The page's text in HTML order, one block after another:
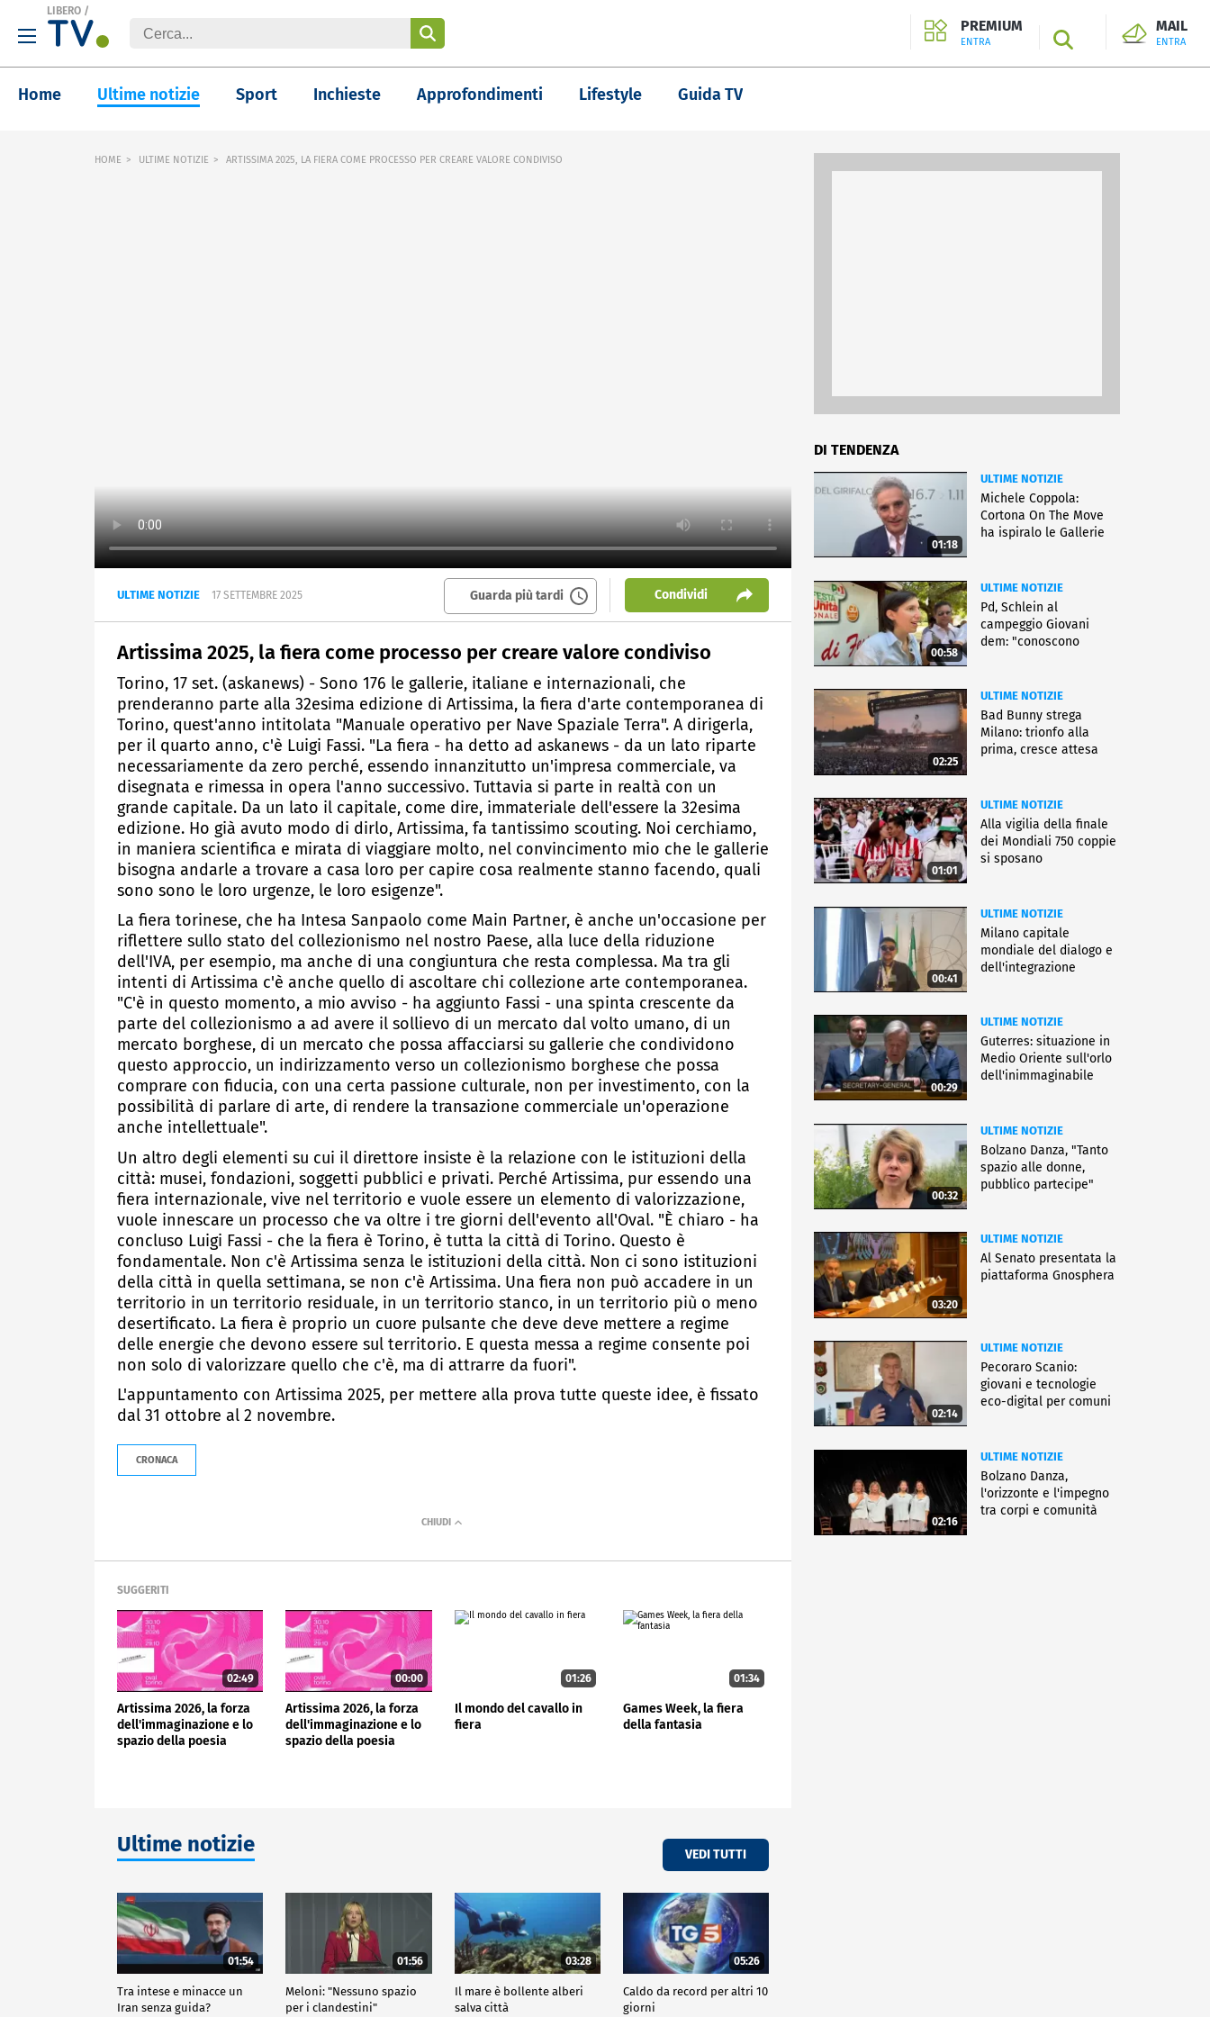
LIBERO /
PREMIUM
ENTRA SEARCH
MAIL
ENTRA
Home Ultime notizie Sport Inchieste Approfondimenti Lifestyle Guida TV
HOME ULTIME NOTIZIE ARTISSIMA 2025, LA FIERA COME PROCESSO PER CREARE VALORE CONDIVISO
ULTIME NOTIZIE 17 SETTEMBRE 2025 Guarda più tardi Condividi
Artissima 2025, la fiera come processo per creare valore condiviso
Torino, 17 set. (askanews) - Sono 176 le gallerie, italiane e internazionali, che
prenderanno parte alla 32esima edizione di Artissima, la fiera d'arte contemporanea di
Torino, quest'anno intitolata "Manuale operativo per Nave Spaziale Terra". A dirigerla,
per il quarto anno, c'è Luigi Fassi. "La fiera - ha detto ad askanews - da un lato riparte
necessariamente da zero perché, essendo innanzitutto un'impresa commerciale, va
disegnata e rimessa in opera l'anno successivo. Tuttavia si parte in realtà con un
grande capitale. Da un lato il capitale, come dire, immateriale dell'essere la 32esima
edizione. Ho già avuto modo di dirlo, Artissima, fa tantissimo scouting. Noi cerchiamo,
in maniera scientifica e mirata di viaggiare molto, nel convincimento mio che le gallerie
bisogna andarle a trovare a casa loro per capire cosa realmente stanno facendo, quali
sono sono le loro urgenze, le loro esigenze".
La fiera torinese, che ha Intesa Sanpaolo come Main Partner, è anche un'occasione per
riflettere sullo stato del collezionismo nel nostro Paese, alla luce della riduzione
dell'IVA, per esempio, ma anche di una congiuntura che resta complessa. Ma tra gli
intenti di Artissima c'è anche quello di ascoltare chi collezione arte contemporanea.
"C'è in questo momento, a mio avviso - ha aggiunto Fassi - una spinta crescente da
parte del collezionismo a ad avere il sollievo di un mercato dal volto umano, di un
mercato borghese, di un mercato che possa affacciarsi su gallerie che condividono
questo approccio, un indirizzamento verso un collezionismo borghese che possa
comprare con fiducia, con una certa passione culturale, non per investimento, con la
possibilità di parlare di arte, di rendere la transazione commerciale un'operazione
anche intellettuale".
Un altro degli elementi su cui il direttore insiste è la relazione con le istituzioni della
città: musei, fondazioni, soggetti pubblici e privati. Perché Artissima, pur essendo una
fiera internazionale, vive nel territorio e vuole essere un elemento di valorizzazione,
vuole innescare un processo che va oltre i tre giorni dell'evento all'Oval. "È chiaro - ha
concluso Luigi Fassi - che la fiera è Torino, è tutta la città di Torino. Questo è
fondamentale. Non c'è Artissima senza le istituzioni della città. Non ci sono istituzioni
della città in quella settimana, se non c'è Artissima. Una fiera non può accadere in un
territorio in un territorio residuale, in un territorio stanco, in un territorio più o meno
desertificato. La fiera è proprio un cuore pulsante che deve deve mettere a regime
delle energie che devono essere sul territorio. E questa messa a regime consente poi
non solo di valorizzare quello che c'è, ma di attrarre da fuori".
L'appuntamento con Artissima 2025, per mettere alla prova tutte queste idee, è fissato
dal 31 ottobre al 2 novembre.
CRONACA
SUGGERITI
02:49
Artissima 2026, la forza
dell'immaginazione e lo
spazio della poesia
00:00
Artissima 2026, la forza
dell'immaginazione e lo
spazio della poesia
01:26
Il mondo del cavallo in
fiera
01:34
Games Week, la fiera
della fantasia
Ultime notizie VEDI TUTTI
01:54
Tra intese e minacce un
Iran senza guida?
01:56
Meloni: "Nessuno spazio
per i clandestini"
03:28
Il mare è bollente alberi
salva città
05:26
Caldo da record per altri 10
giorni
DI TENDENZA
01:18
ULTIME NOTIZIE
Michele Coppola:
Cortona On The Move
ha ispiralo le Gallerie
00:58
ULTIME NOTIZIE
Pd, Schlein al
campeggio Giovani
dem: "conoscono
02:25
ULTIME NOTIZIE
Bad Bunny strega
Milano: trionfo alla
prima, cresce attesa
01:01
ULTIME NOTIZIE
Alla vigilia della finale
dei Mondiali 750 coppie
si sposano
00:41
ULTIME NOTIZIE
Milano capitale
mondiale del dialogo e
dell'integrazione
00:29
ULTIME NOTIZIE
Guterres: situazione in
Medio Oriente sull'orlo
dell'inimmaginabile
00:32
ULTIME NOTIZIE
Bolzano Danza, "Tanto
spazio alle donne,
pubblico partecipe"
03:20
ULTIME NOTIZIE
Al Senato presentata la
piattaforma Gnosphera
02:14
ULTIME NOTIZIE
Pecoraro Scanio:
giovani e tecnologie
eco-digital per comuni
02:16
ULTIME NOTIZIE
Bolzano Danza,
l'orizzonte e l'impegno
tra corpi e comunità